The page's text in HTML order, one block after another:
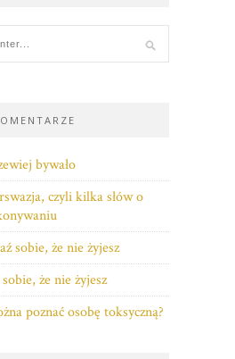
bywało
czyli kilka słów o
sobie, że nie żyjesz
że nie żyjesz
poznać osobę toksyczną?